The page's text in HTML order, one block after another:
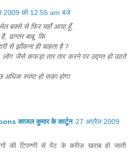
2009 को 12:55 am बजे
बक्से से फिर यहाँ आया हूँ,
डाग्तर बाबू, कि
से झाँकना ही चाहता है ?
जैसे कफड़ा तार तार करने पर उद्य्त हो उठते
स्पष्ट हो सका होगा
काजल कुमार के कार्टून 27 अप्रैल 2009
की टिपण्णी से पेंट के करीज़ खराब हो जाती